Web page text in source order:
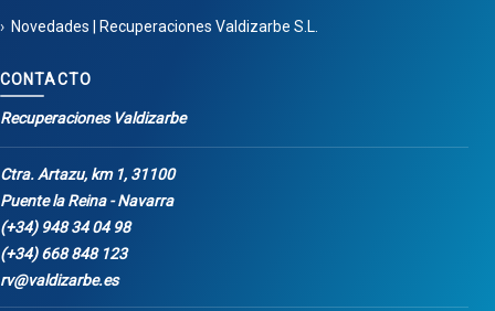
Novedades | Recuperaciones Valdizarbe S.L.
CONTACTO
Recuperaciones Valdizarbe
Ctra. Artazu, km 1, 31100
Puente la Reina - Navarra
(+34) 948 34 04 98
(+34) 668 848 123
rv@valdizarbe.es